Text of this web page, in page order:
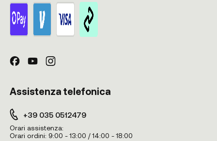
Assistenza telefonica
+39 035 0512479
Orari assistenza:
Orari ordini: 9:00 - 13:00 / 14:00 - 18:00